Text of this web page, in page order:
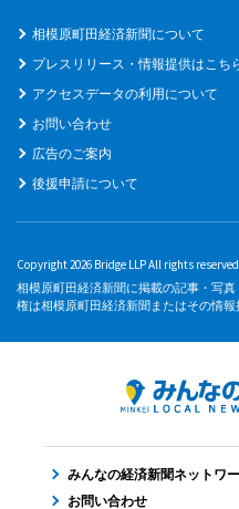
相模原町田経済新聞について
プレスリリース・情報提供はこち
アクセスデータの利用について
お問い合わせ
広告のご案内
後援申請について
Copyright 2026 Bridge LLP All rights
相模原町田経済新聞に掲載の記事・写
権は相模原町田経済新聞またはその情報
みんなの経済新聞ネットワ
お問い合わせ